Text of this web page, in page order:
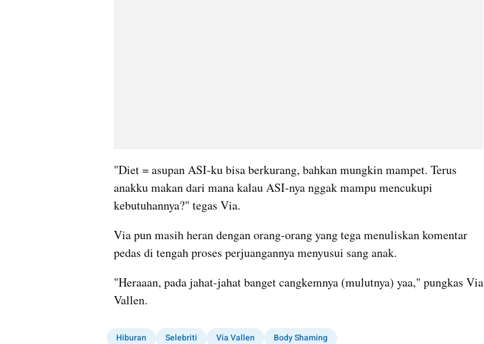
"Diet = asupan ASI-ku bisa berkurang, bahkan mungkin mampet. Terus
anakku makan dari mana kalau ASI-nya nggak mampu mencukupi
kebutuhannya?" tegas Via.
Via pun masih heran dengan orang-orang yang tega menuliskan komentar
pedas di tengah proses perjuangannya menyusui sang anak.
"Heraaan, pada jahat-jahat banget cangkemnya (mulutnya) yaa," pungkas Via
Vallen.
Hiburan Selebriti Via Vallen Body Shaming